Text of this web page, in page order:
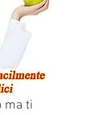
ma ti